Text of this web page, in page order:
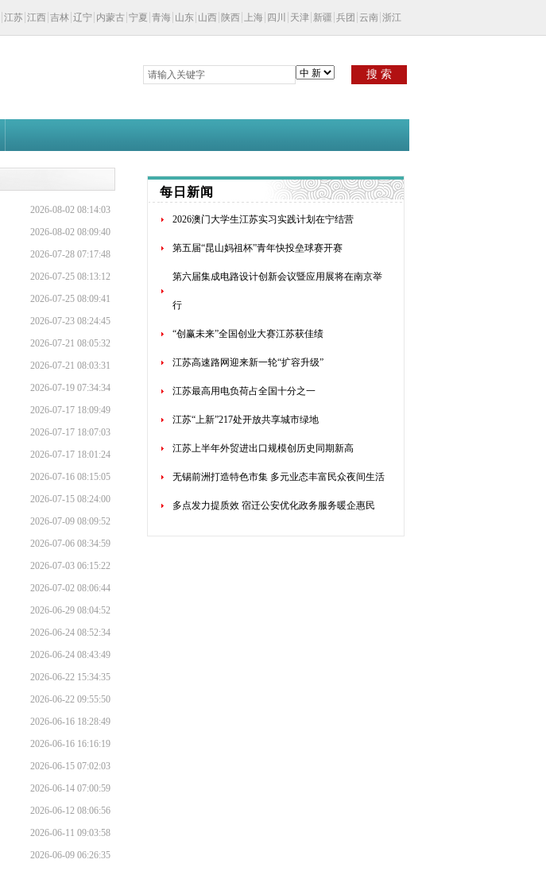
江苏 江西 吉林 辽宁 内蒙古 宁夏 青海 山东 山西 陕西 上海 四川 天津 新疆 兵团 云南 浙江
搜 索
2026-08-02 08:14:03
2026-08-02 08:09:40
2026-07-28 07:17:48
2026-07-25 08:13:12
2026-07-25 08:09:41
2026-07-23 08:24:45
2026-07-21 08:05:32
2026-07-21 08:03:31
2026-07-19 07:34:34
2026-07-17 18:09:49
2026-07-17 18:07:03
2026-07-17 18:01:24
2026-07-16 08:15:05
2026-07-15 08:24:00
2026-07-09 08:09:52
2026-07-06 08:34:59
2026-07-03 06:15:22
2026-07-02 08:06:44
2026-06-29 08:04:52
2026-06-24 08:52:34
2026-06-24 08:43:49
2026-06-22 15:34:35
2026-06-22 09:55:50
2026-06-16 18:28:49
2026-06-16 16:16:19
2026-06-15 07:02:03
2026-06-14 07:00:59
2026-06-12 08:06:56
2026-06-11 09:03:58
2026-06-09 06:26:35
每日新闻
2026澳门大学生江苏实习实践计划在宁结营
第五届“昆山妈祖杯”青年快投垒球赛开赛
第六届集成电路设计创新会议暨应用展将在南京举
行
“创赢未来”全国创业大赛江苏获佳绩
江苏高速路网迎来新一轮“扩容升级”
江苏最高用电负荷占全国十分之一
江苏“上新”217处开放共享城市绿地
江苏上半年外贸进出口规模创历史同期新高
无锡前洲打造特色市集 多元业态丰富民众夜间生活
多点发力提质效 宿迁公安优化政务服务暖企惠民